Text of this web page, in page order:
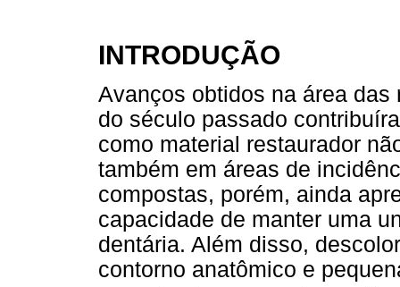
INTRODUÇÃO
Avanços obtidos na área
do século passado
como material restaurador
também em áreas de
compostas, porém, ainda
capacidade de manter uma
dentária. Além disso,
contorno anatômico e